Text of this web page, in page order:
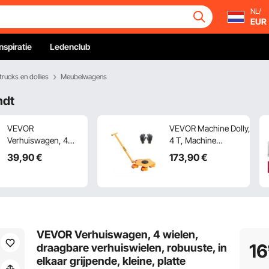
NL/
EUR
Ledenclub
en dollies Meubelwagens
VEVOR
Verhuiswagen, 4
wielen, draagbare
verhuiswielen,
meubels, 2-pack,
40 x 28 cm,
draagvermogen
39,90€
VEVOR Machine Dolly,
4 T, Machine
Transport Dolly met
360° draaibare kap en
173,90€
VEVOR Verhuiswagen, 4 wielen,
draagbare verhuiswielen, robuuste, in
elkaar grijpende, kleine, platte
16